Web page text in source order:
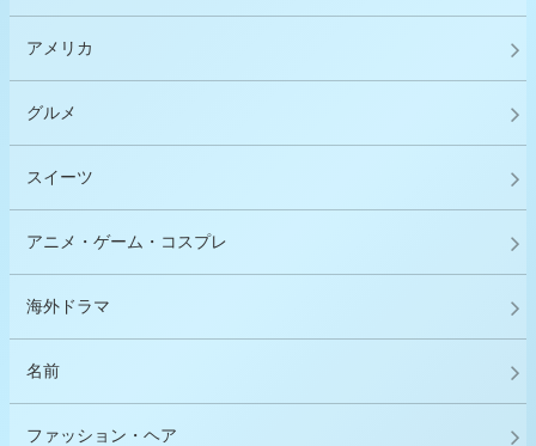
アメリカ
グルメ
スイーツ
アニメ・ゲーム・コスプレ
海外ドラマ
名前
ファッション・ヘア